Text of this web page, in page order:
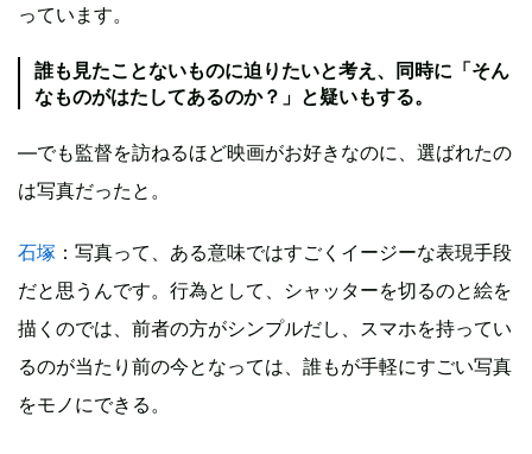
っています。
誰も見たことないものに迫りたいと考え、同時に「そん
なものがはたしてあるのか？」と疑いもする。
―でも監督を訪ねるほど映画がお好きなのに、選ばれたの
は写真だったと。
石塚 ：写真って、ある意味ではすごくイージーな表現手段
だと思うんです。行為として、シャッターを切るのと絵を
描くのでは、前者の方がシンプルだし、スマホを持ってい
るのが当たり前の今となっては、誰もが手軽にすごい写真
をモノにできる。